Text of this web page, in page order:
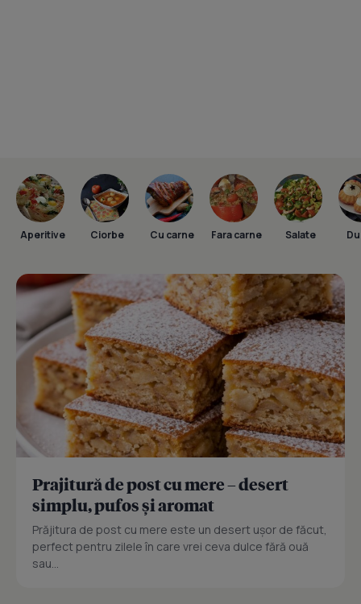
Aperitive Ciorbe Cu carne Fara carne Salate
Prajitură de post cu mere – desert
simplu, pufos și aromat
Prăjitura de post cu mere este un desert ușor de făcut,
perfect pentru zilele în care vrei ceva dulce fără ouă
sau...